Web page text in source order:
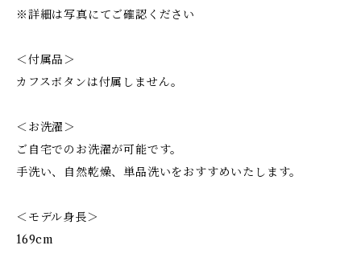
※詳細は写真にてご確認ください
＜付属品＞
カフスボタンは付属しません。
＜お洗濯＞
ご自宅でのお洗濯が可能です。
手洗い、自然乾燥、単品洗いをおすすめいたします。
＜モデル身長＞
169cm